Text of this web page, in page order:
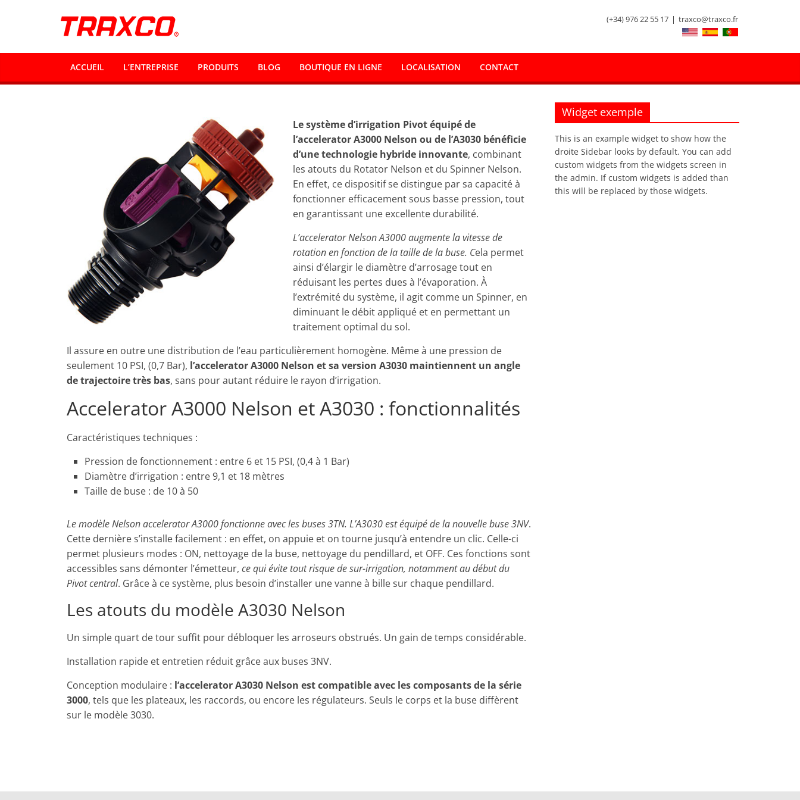
(+34) 976 22 55 17 | traxco@traxco.fr
ACCUEIL L’ENTREPRISE PRODUITS BLOG BOUTIQUE EN LIGNE LOCALISATION CONTACT
Le système d’irrigation Pivot équipé de
l’accelerator A3000 Nelson ou de l’A3030 bénéficie
d’une technologie hybride innovante, combinant
les atouts du Rotator Nelson et du Spinner Nelson.
En effet, ce dispositif se distingue par sa capacité à
fonctionner efficacement sous basse pression, tout
en garantissant une excellente durabilité.
L’accelerator Nelson A3000 augmente la vitesse de
rotation en fonction de la taille de la buse. Cela permet
ainsi d’élargir le diamètre d’arrosage tout en
réduisant les pertes dues à l’évaporation. À
l’extrémité du système, il agit comme un Spinner, en
diminuant le débit appliqué et en permettant un
traitement optimal du sol.
Il assure en outre une distribution de l’eau particulièrement homogène. Même à une pression de
seulement 10 PSI, (0,7 Bar), l’accelerator A3000 Nelson et sa version A3030 maintiennent un angle
de trajectoire très bas, sans pour autant réduire le rayon d’irrigation.
Accelerator A3000 Nelson et A3030 : fonctionnalités
Caractéristiques techniques :
Pression de fonctionnement : entre 6 et 15 PSI, (0,4 à 1 Bar)
Diamètre d’irrigation : entre 9,1 et 18 mètres
Taille de buse : de 10 à 50
Le modèle Nelson accelerator A3000 fonctionne avec les buses 3TN. L’A3030 est équipé de la nouvelle buse 3NV.
Cette dernière s’installe facilement : en effet, on appuie et on tourne jusqu’à entendre un clic. Celle-ci
permet plusieurs modes : ON, nettoyage de la buse, nettoyage du pendillard, et OFF. Ces fonctions sont
accessibles sans démonter l’émetteur, ce qui évite tout risque de sur-irrigation, notamment au début du
Pivot central. Grâce à ce système, plus besoin d’installer une vanne à bille sur chaque pendillard.
Les atouts du modèle A3030 Nelson
Un simple quart de tour suffit pour débloquer les arroseurs obstrués. Un gain de temps considérable.
Installation rapide et entretien réduit grâce aux buses 3NV.
Conception modulaire : l’accelerator A3030 Nelson est compatible avec les composants de la série
3000, tels que les plateaux, les raccords, ou encore les régulateurs. Seuls le corps et la buse diffèrent
sur le modèle 3030.
Widget exemple
This is an example widget to show how the
droite Sidebar looks by default. You can add
custom widgets from the widgets screen in
the admin. If custom widgets is added than
this will be replaced by those widgets.